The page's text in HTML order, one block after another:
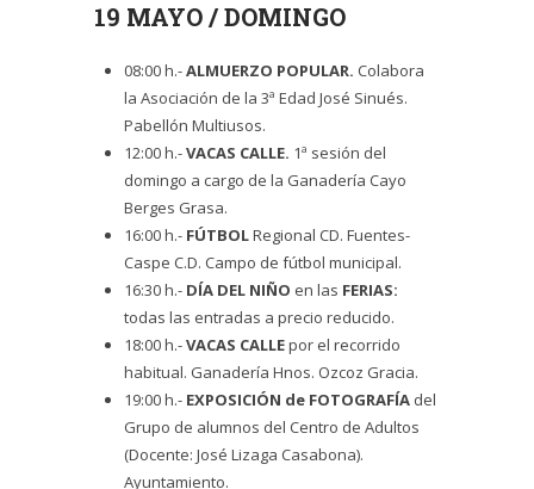
19 MAYO / DOMINGO
08:00 h.-ALMUERZO POPULAR. Colabora
la Asociación de la 3ª Edad José Sinués.
Pabellón Multiusos.
12:00 h.-VACAS CALLE. 1ª sesión del
domingo a cargo de la Ganadería Cayo
Berges Grasa.
16:00 h.- FÚTBOLRegional CD. Fuentes-
Caspe C.D. Campo de fútbol municipal.
16:30 h.- DÍA DEL NIÑO en las FERIAS:
todas las entradas a precio reducido.
18:00 h.-VACAS CALLEpor el recorrido
habitual. Ganadería Hnos. Ozcoz Gracia.
19:00 h.- EXPOSICIÓN de FOTOGRAFÍA del
Grupo de alumnos del Centro de Adultos
(Docente: José Lizaga Casabona).
Ayuntamiento.